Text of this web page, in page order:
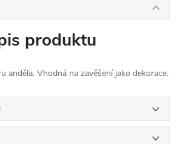
produktu
anděla. Vhodná na zavěšení jako dekorace.